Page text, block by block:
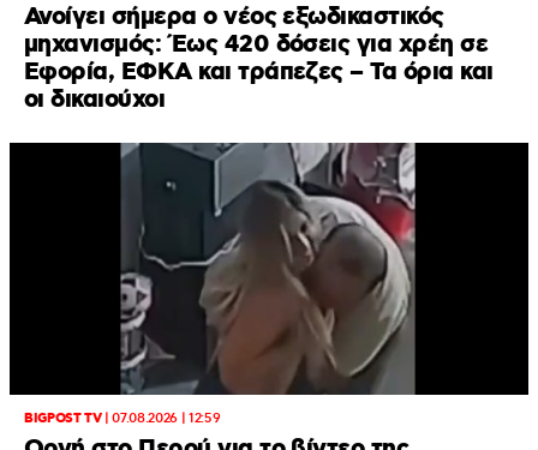
Ανοίγει σήμερα ο νέος εξωδικαστικός
μηχανισμός: Έως 420 δόσεις για χρέη σε
Εφορία, ΕΦΚΑ και τράπεζες – Τα όρια και
οι δικαιούχοι
BIGPOST TV|07.08.2026 | 12:59